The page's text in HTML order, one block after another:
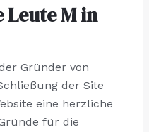
Leute M in
Gründer von
der Site
eine herzliche
für die